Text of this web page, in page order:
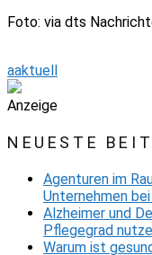
Foto: via dts
aaktuell
Anzeige
NEUESTE
Agenturen im
Unternehmen
Alzheimer und
Pflegegrad
Warum ist